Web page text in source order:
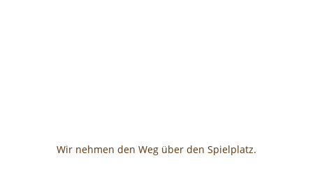
Wir nehmen den Weg über den Spielplatz.